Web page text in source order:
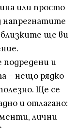
или просто
напрегнатите
ще ви
подредени и
– нещо рядко
Ще се
и отлагано:
лични